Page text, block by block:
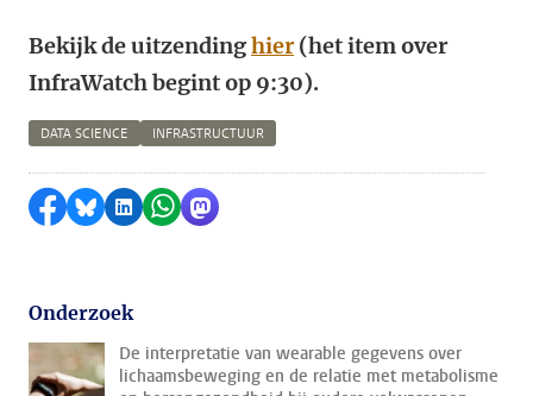
Bekijk de uitzendinghier(het item over
InfraWatch begint op 9:30).
DATA SCIENCE INFRASTRUCTUUR
Delen op Facebook
Delen via Bluesky
Delen op LinkedIn
Delen via WhatsApp
Delen via Mastodon
Onderzoek
De interpretatie van wearable gegevens over
lichaamsbeweging en de relatie met metabolisme